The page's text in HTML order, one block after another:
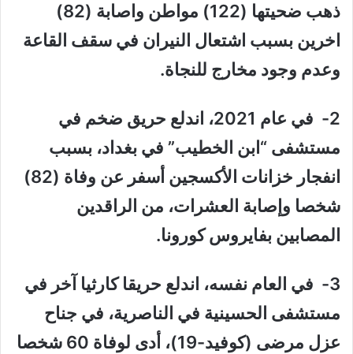
ذهب ضحيتها (122) مواطن واصابة (82)
اخرين بسبب اشتعال النيران في سقف القاعة
وعدم وجود مخارج للنجاة.
2- في عام 2021، اندلع حريق ضخم في
مستشفى “ابن الخطيب” في بغداد، بسبب
انفجار خزانات الأكسجين أسفر عن وفاة (82)
شخصا وإصابة العشرات، من الراقدين
المصابين بفايروس كورونا.
3- في العام نفسه، اندلع حريقا كارثيا آخر في
مستشفى الحسينية في الناصرية، في جناح
عزل مرضى (كوفيد-19)، أدى لوفاة 60 شخصا